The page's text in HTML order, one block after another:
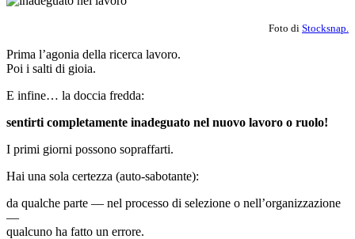
Foto di Stocksnap.
Prima l’agonia della ricerca lavoro.
Poi i salti di gioia.
E infine… la doccia fredda:
sentirti completamente inadeguato nel nuovo lavoro o ruolo!
I primi giorni possono sopraffarti.
Hai una sola certezza (auto-sabotante):
da qualche parte — nel processo di selezione o nell’organizzazione
—
qualcuno ha fatto un errore.